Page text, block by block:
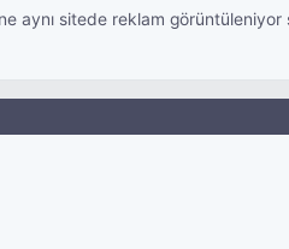
aynı sitede reklam